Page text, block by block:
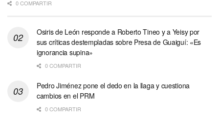
0 COMPARTIR
Osiris de León responde a Roberto Tineo y a Yeisy por
sus críticas destempladas sobre Presa de Guaiguí: «Es
ignorancia supina»
0 COMPARTIR
Pedro Jiménez pone el dedo en la llaga y cuestiona
cambios en el PRM
0 COMPARTIR